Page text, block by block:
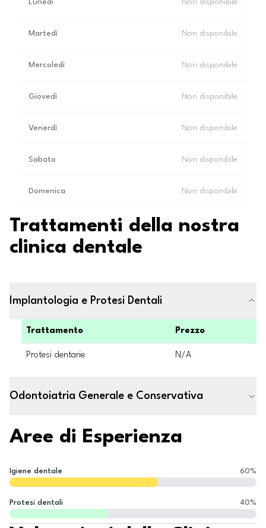
Lunedì Non disponibile
Martedì Non disponibile
Mercoledì Non disponibile
Giovedì Non disponibile
Venerdì Non disponibile
Sabato Non disponibile
Domenica Non disponibile
Trattamenti della nostra
clinica dentale
Implantologia e Protesi Dentali
Trattamento Prezzo
Protesi dentarie N/A
Odontoiatria Generale e Conservativa
Aree di Esperienza
Igiene dentale 60%
Protesi dentali 40%